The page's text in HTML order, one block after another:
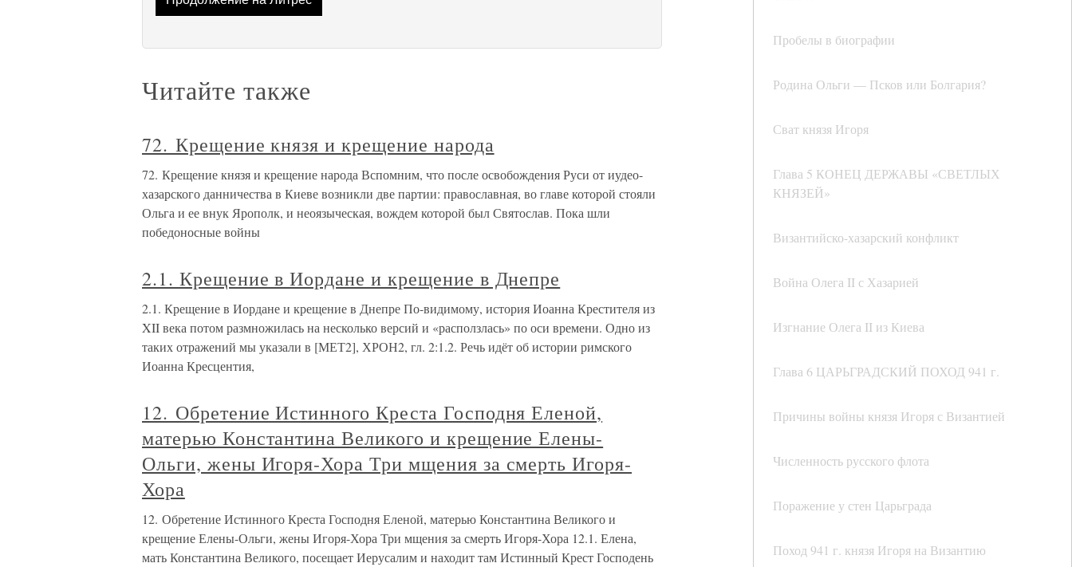
Пробелы в биографии
Родина Ольги — Псков или Болгария?
Сват князя Игоря
Глава 5 КОНЕЦ ДЕРЖАВЫ «СВЕТЛЫХ
КНЯЗЕЙ»
Византийско-хазарский конфликт
Война Олега II с Хазарией
Изгнание Олега II из Киева
Глава 6 ЦАРЬГРАДСКИЙ ПОХОД 941 г.
Причины войны князя Игоря с Византией
Численность русского флота
Поражение у стен Царьграда
Поход 941 г. князя Игоря на Византию
Читайте также
72. Крещение князя и крещение народа
72. Крещение князя и крещение народа Вспомним, что после освобождения Руси от иудео-
хазарского данничества в Киеве возникли две партии: православная, во главе которой стояли
Ольга и ее внук Ярополк, и неоязыческая, вождем которой был Святослав. Пока шли
победоносные войны
2.1. Крещение в Иордане и крещение в Днепре
2.1. Крещение в Иордане и крещение в Днепре По-видимому, история Иоанна Крестителя из
XII века потом размножилась на несколько версий и «расползлась» по оси времени. Одно из
таких отражений мы указали в [МЕТ2], ХРОН2, гл. 2:1.2. Речь идёт об истории римского
Иоанна Кресцентия,
12. Обретение Истинного Креста Господня Еленой,
матерью Константина Великого и крещение Елены-
Ольги, жены Игоря-Хора Три мщения за смерть Игоря-
Хора
12. Обретение Истинного Креста Господня Еленой, матерью Константина Великого и
крещение Елены-Ольги, жены Игоря-Хора Три мщения за смерть Игоря-Хора 12.1. Елена,
мать Константина Великого, посещает Иерусалим и находит там Истинный Крест Господень